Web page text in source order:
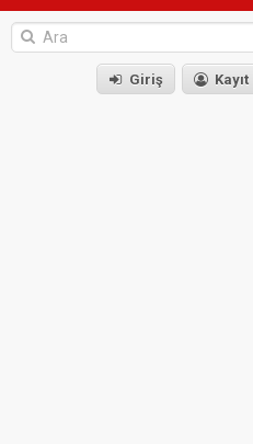
Giriş Kayıt